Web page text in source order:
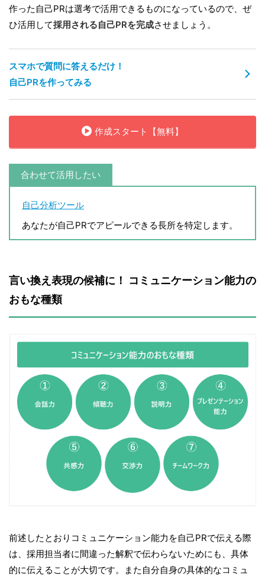
作った自己PRは選考で活用できるものになっているので、ぜ
ひ活用して採用される自己PRを完成させましょう。
スマホで質問に答えるだけ！
自己PRを作ってみる
作成スタート【無料】
合わせて活用したい
自己分析ツール
あなたが自己PRでアピールできる長所を特定します。
言い換え表現の候補に！ コミュニケーション能力の
おもな種類
前述したとおりコミュニケーション能力を自己PRで伝える際
は、採用担当者に間違った解釈で伝わらないためにも、具体
的に伝えることが大切です。また自分自身の具体的なコミュ